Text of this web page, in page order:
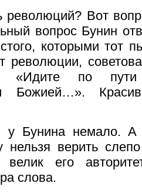
революций? Вот
вопрос Бунин
которыми тот
революции,
«Идите по пути
Божией…».
у Бунина немало. А
нельзя верить
его
слова.